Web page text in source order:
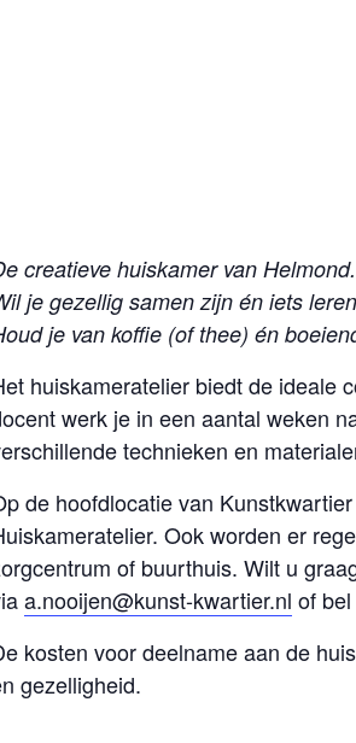
creatieve huiskamer van Helmond.
je gezellig samen zijn én iets
je van koffie (of thee) én
huiskameratelier biedt de ideale
werk je in een aantal weken
technieken en
de hoofdlocatie van
Ook worden er
of buurthuis. Wilt u
a.nooijen@kunst-kwartier.nl of
kosten voor deelname aan de
gezelligheid.